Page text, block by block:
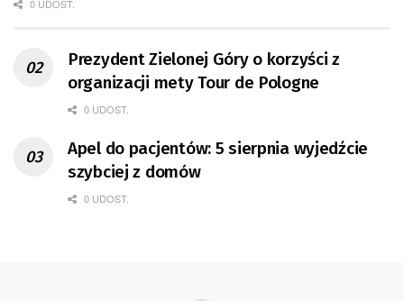
0 UDOST.
Prezydent Zielonej Góry o korzyści z
organizacji mety Tour de Pologne
0 UDOST.
Apel do pacjentów: 5 sierpnia wyjedźcie
szybciej z domów
0 UDOST.